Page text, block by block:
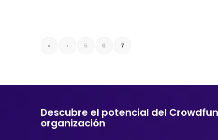
« ‹ 5 6 7
Descubre el potencial del
organización